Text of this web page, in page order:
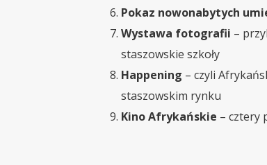
Pokaz nowonabytych
Wystawa fotografii –
staszowskie szkoły
Happening – czyli
staszowskim rynku
Kino Afrykańskie – cztery